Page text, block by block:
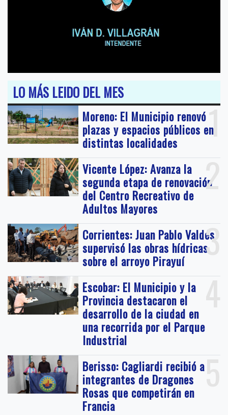
LO MÁS LEIDO DEL MES
1
Moreno: El Municipio renovó
plazas y espacios públicos en
distintas localidades
2
Vicente López: Avanza la
segunda etapa de renovación
del Centro Recreativo de
Adultos Mayores
3
Corrientes: Juan Pablo Valdés
supervisó las obras hídricas
sobre el arroyo Pirayuí
4
Escobar: El Municipio y la
Provincia destacaron el
desarrollo de la ciudad en
una recorrida por el Parque
Industrial
5
Berisso: Cagliardi recibió a
integrantes de Dragones
Rosas que competirán en
Francia